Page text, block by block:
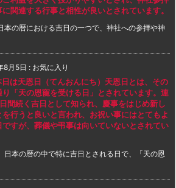
関連する行事と相性が良いとされています。
本の暦における吉日の一つで、神社への参拝や神
8月5日 : お気に入り
は天恩日（てんおんにち）天恩日とは、その
り「天の恩寵を受ける日」とされています。連
間続く吉日として知られ、慶事をはじめ新し
を行うと良いと言われ、お祝い事にはとてもよ
ですが、葬儀や弔事は向いていないとされてい
日本の暦の中で特に吉日とされる日で、「天の恩